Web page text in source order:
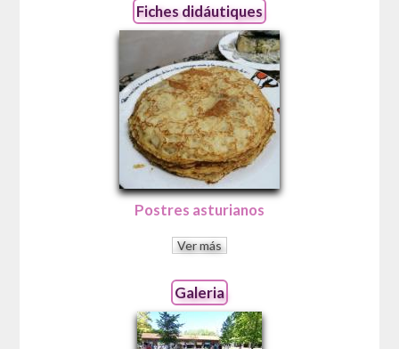
Fiches didáutiques
Postres asturianos
Ver más
Galeria